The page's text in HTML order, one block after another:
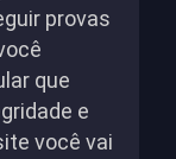
provas
que
e
você vai